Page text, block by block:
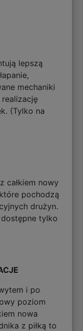
lepszą
mechaniki
(Tylko na
całkiem nowy
pochodzą
drużyn.
tylko
i po
poziom
nowa
z piłką to